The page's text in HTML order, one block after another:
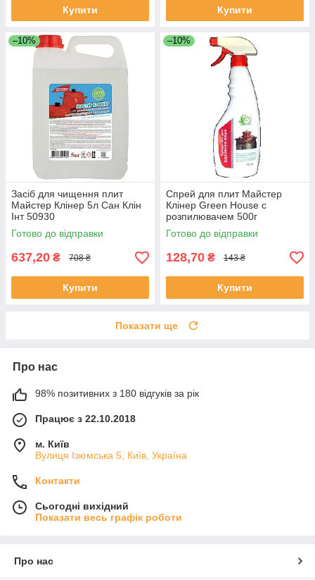
Купити Купити
–10%
Засіб для чищення плит
Майстер Клінер 5л Сан Клін
Інт 50930
Готово до відправки
637,20 ₴ 708 ₴
Купити
–10%
Спрей для плит Майстер
Клінер Green House с
розпилювачем 500г
Готово до відправки
128,70 ₴ 143 ₴
Купити
Показати ще
Про нас
98% позитивних з 180 відгуків за рік
Працює з 22.10.2018
м. Київ
Вулиця Ізюмська 5, Київ, Україна
Контакти
Сьогодні вихідний
Показати весь графік роботи
Про нас